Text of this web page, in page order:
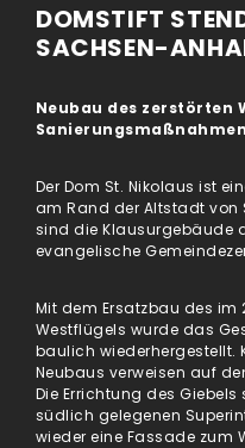
DOMSTIFT
SACHSEN-
Neubau des zerstörten
Der Dom St. Nikolaus ist
am Rand der Altstadt von
sind die Klausurgebäude
evangelische
Mit dem Ersatzbau des im
Westflügels wurde das
baulich wiederhergestellt.
Neubaus verweisen auf
Die Errichtung des
südlich gelegenen
wieder eine Fassade zum